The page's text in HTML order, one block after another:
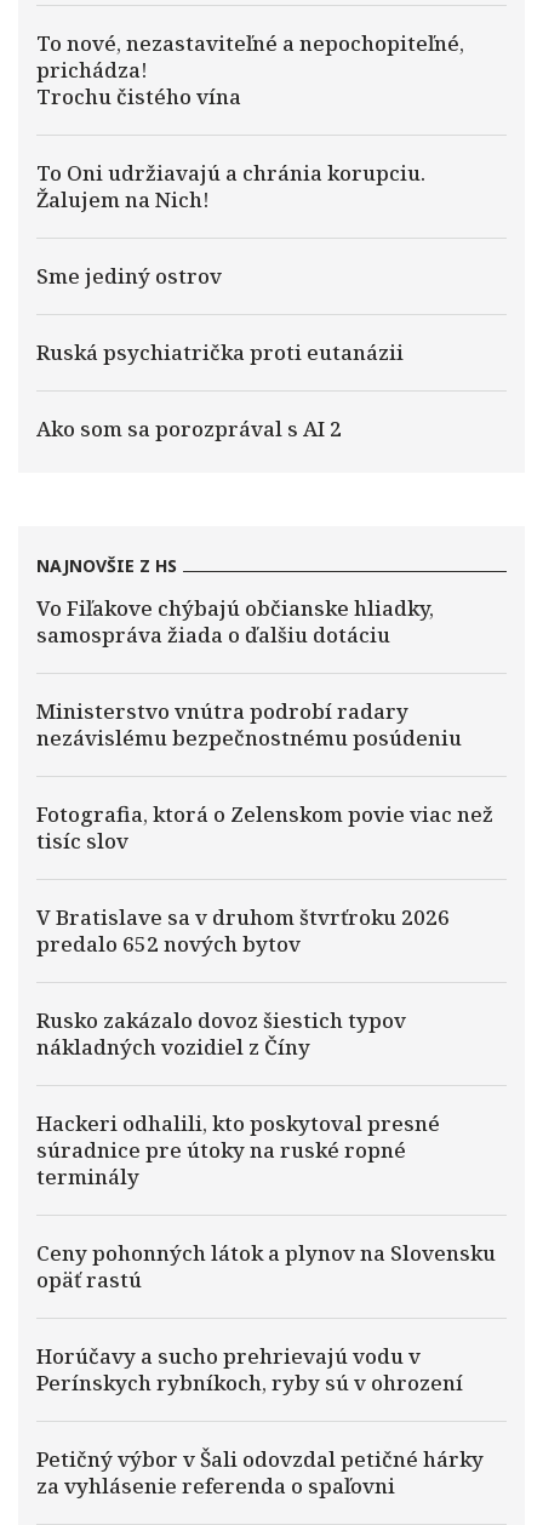
To nové, nezastaviteľné a nepochopiteľné,
prichádza!
Trochu čistého vína
To Oni udržiavajú a chránia korupciu.
Žalujem na Nich!
Sme jediný ostrov
Ruská psychiatrička proti eutanázii
Ako som sa porozprával s AI 2
NAJNOVŠIE Z HS
Vo Fiľakove chýbajú občianske hliadky,
samospráva žiada o ďalšiu dotáciu
Ministerstvo vnútra podrobí radary
nezávislému bezpečnostnému posúdeniu
Fotografia, ktorá o Zelenskom povie viac než
tisíc slov
V Bratislave sa v druhom štvrťroku 2026
predalo 652 nových bytov
Rusko zakázalo dovoz šiestich typov
nákladných vozidiel z Číny
Hackeri odhalili, kto poskytoval presné
súradnice pre útoky na ruské ropné
terminály
Ceny pohonných látok a plynov na Slovensku
opäť rastú
Horúčavy a sucho prehrievajú vodu v
Perínskych rybníkoch, ryby sú v ohrození
Petičný výbor v Šali odovzdal petičné hárky
za vyhlásenie referenda o spaľovni